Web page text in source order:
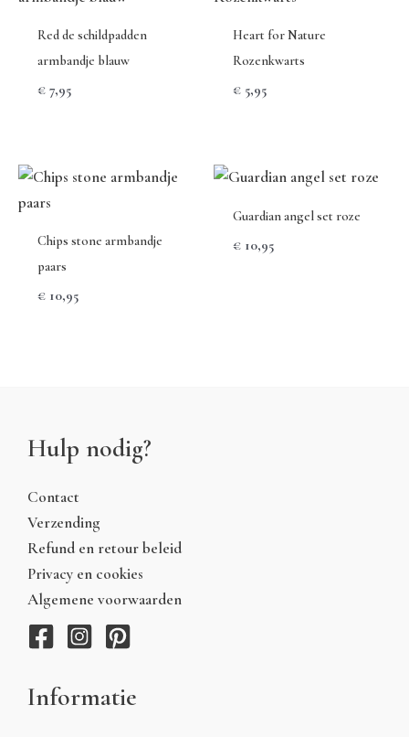
Red de schildpadden
armbandje blauw
€7,95
Heart for Nature
Rozenkwarts
€5,95
Chips stone armbandje
paars
€10,95
Guardian angel set roze
€10,95
Hulp nodig?
Contact
Verzending
Refund en retour beleid
Privacy en cookies
Algemene voorwaarden
Informatie